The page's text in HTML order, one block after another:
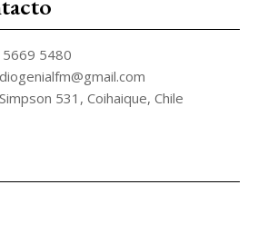
5480
531, Coihaique, Chile